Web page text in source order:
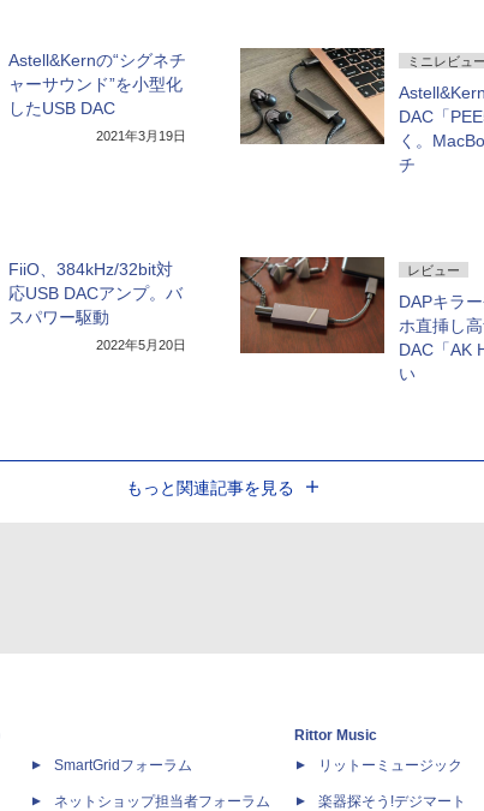
Astell&Kernの“シグネチ
ャーサウンド”を小型化
したUSB DAC
2021年3月19日
ミニレビュー
DAC「
く。
チ
FiiO、384kHz/32bit対
応USB DACアンプ。バ
スパワー駆動
2022年5月20日
レビュー
DAPキラ
ホ直挿し
DAC「AK
い
もっと関連記事を見る
SmartGridフォーラム
ネットショップ担当者フォーラム
Rittor Music
リットーミュージック
楽器探そう!デジマート